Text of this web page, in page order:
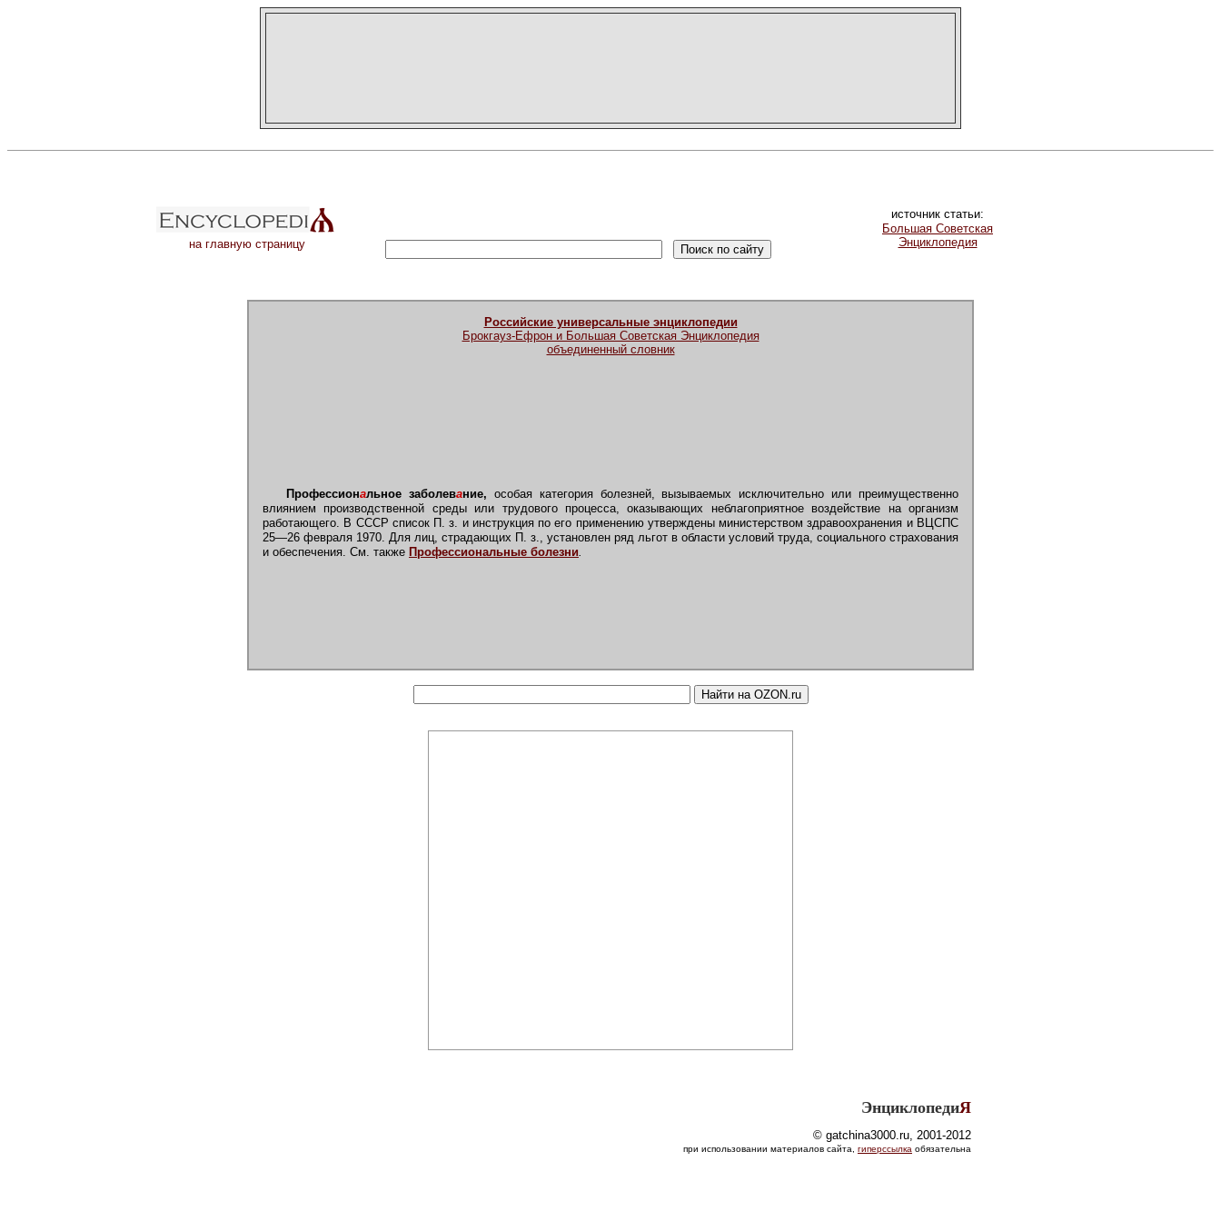
на главную страницу
источник статьи:
Большая Советская
Энциклопедия
Российские универсальные энциклопедии
Брокгауз-Ефрон и Большая Советская Энциклопедия
объединенный словник
Профессиональное заболевание, особая категория болезней, вызываемых исключительно или преимущественно
влиянием производственной среды или трудового процесса, оказывающих неблагоприятное воздействие на организм
работающего. В СССР список П. з. и инструкция по его применению утверждены министерством здравоохранения и ВЦСПС
25—26 февраля 1970. Для лиц, страдающих П. з., установлен ряд льгот в области условий труда, социального страхования
и обеспечения. См. также Профессиональные болезни.
ЭнциклопедиЯ
© gatchina3000.ru, 2001-2012
при использовании материалов сайта, гиперссылка обязательна